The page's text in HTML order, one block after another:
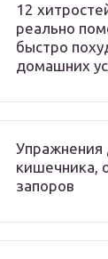
12
реально
быстро
домашних
Упражнения
кишечника,
запоров